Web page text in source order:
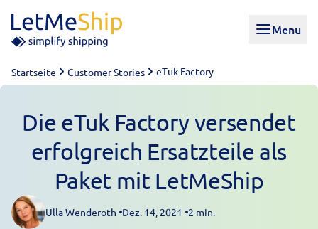
Menu
Startseite Customer Stories eTuk Factory
Die eTuk Factory versendet
erfolgreich Ersatzteile als
Paket mit LetMeShip
Posted by
Ulla Wenderoth Dez. 14, 2021 2 min.